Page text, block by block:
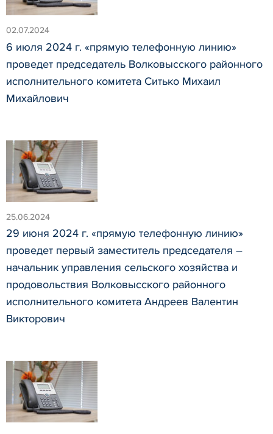
02.07.2024
6 июля 2024 г. «прямую телефонную линию»
проведет председатель Волковысского районного
исполнительного комитета Ситько Михаил
Михайлович
25.06.2024
29 июня 2024 г. «прямую телефонную линию»
проведет первый заместитель председателя –
начальник управления сельского хозяйства и
продовольствия Волковысского районного
исполнительного комитета Андреев Валентин
Викторович